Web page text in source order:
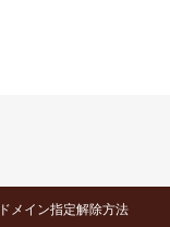
ドメイン指定解除方法